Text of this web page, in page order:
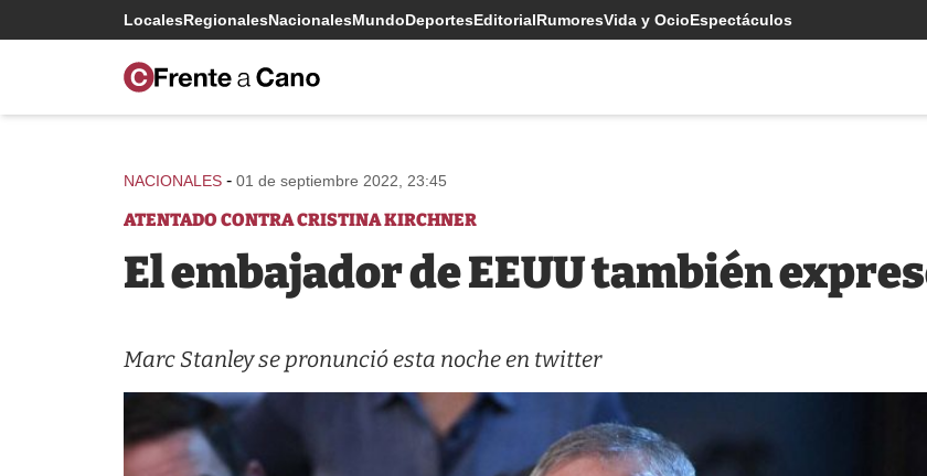
LocalesRegionalesNacionalesMundoDeportesEditorialRumoresVida y OcioEspectáculos
NACIONALES - 01 de septiembre 2022, 23:45
ATENTADO CONTRA CRISTINA KIRCHNER
El embajador de EEUU también
Marc Stanley se pronunció esta noche en twitter